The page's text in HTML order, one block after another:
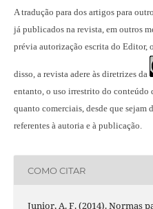
A tradução para dos artigos para
já publicados na revista, em outros
prévia autorização escrita do Editor,
disso, a revista adere às diretrizes da
entanto, o uso irrestrito do conteúdo
quanto comerciais, desde que
referentes à autoria e à publicação.
COMO CITAR
Junior, A. F. (2014). Normas